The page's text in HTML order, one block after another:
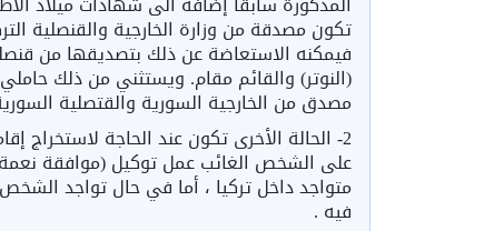
تكون مصدقة من وزارة الخارجية والقنصلية
فيمكنه الاستعاضة عن ذلك بتصديقها من
(النوتر) والقائم مقام. ويستثني من ذلك
مصدق من الخارجية السورية والقتصلية
على الشخص الغائب عمل توكيل (موافقة
متواجد داخل تركيا ، أما في حال تواجد الشخص
فيه .